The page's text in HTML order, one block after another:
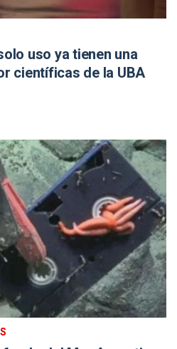
uso ya tienen una
científicas de la UBA